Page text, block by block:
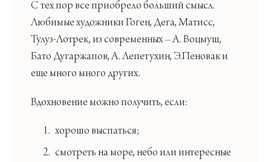
С тех пор все приобрело больший смысл.
Любимые художники Гоген, Дега, Матисс,
Тулуз-Лотрек, из современных – А. Воцмуш,
Бато Дугаржапов, А. Лепетухин, Э.Пеновак и
еще много много других.
Вдохновение можно получить, если:
хорошо выспаться;
смотреть на море, небо или интересные